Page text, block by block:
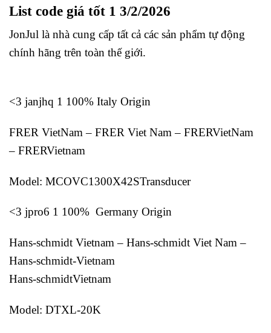
List code giá tốt 1 3/2/2026
JonJul là nhà cung cấp tất cả các sản phẩm tự động
chính hãng trên toàn thế giới.
<3 janjhq 1 100% Italy Origin
FRER VietNam – FRER Viet Nam – FRERVietNam
– FRERVietnam
Model: MCOVC1300X42STransducer
<3 jpro6 1 100% Germany Origin
Hans-schmidt Vietnam – Hans-schmidt Viet Nam –
Hans-schmidt-Vietnam
Hans-schmidtVietnam
Model: DTXL-20K